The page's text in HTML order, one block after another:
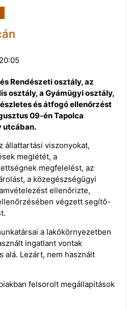
20:05
Rendészeti osztály, az
osztály, a Gyámügyi osztály,
és átfogó ellenőrzést
09-én Tapolca
utcában.
állattartási viszonyokat,
meglétét, a
megfelelést, az
a közegészségügyi
ellenőrizte,
végzett segítő-
a lakókörnyezetben
ingatlant vontak
alá. Lezárt, nem használt
felsorolt megállapítások